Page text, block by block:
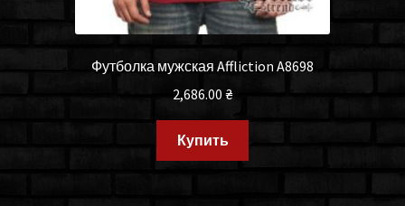
Футболка мужская Affliction A8698
2,686.00 ₴
Купить